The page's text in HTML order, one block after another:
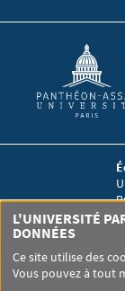
L'UNIVERSITÉ
DONNÉES
Ce site utilise des
Vous pouvez à tout